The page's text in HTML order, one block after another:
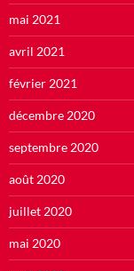
mai 2021
avril 2021
février 2021
décembre 2020
septembre 2020
août 2020
juillet 2020
mai 2020